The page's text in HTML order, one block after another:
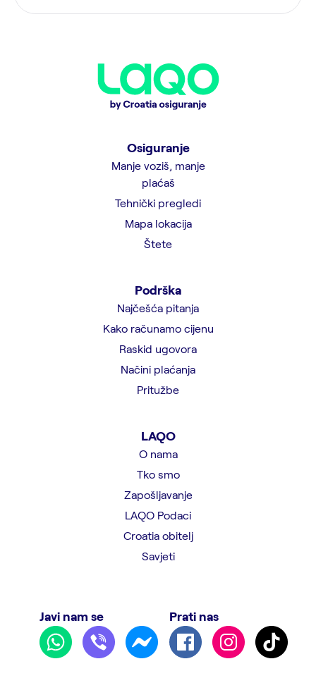
Osiguranje
Manje voziš, manje
plaćaš
Tehnički pregledi
Mapa lokacija
Štete
Podrška
Najčešća pitanja
Kako računamo cijenu
Raskid ugovora
Načini plaćanja
Pritužbe
LAQO
O nama
Tko smo
Zapošljavanje
LAQO Podaci
Croatia obitelj
Savjeti
Javi nam se Prati nas